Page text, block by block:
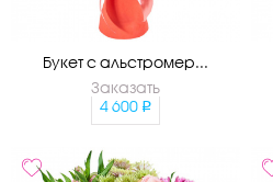
Букет с альстромер...
Заказать
4 600